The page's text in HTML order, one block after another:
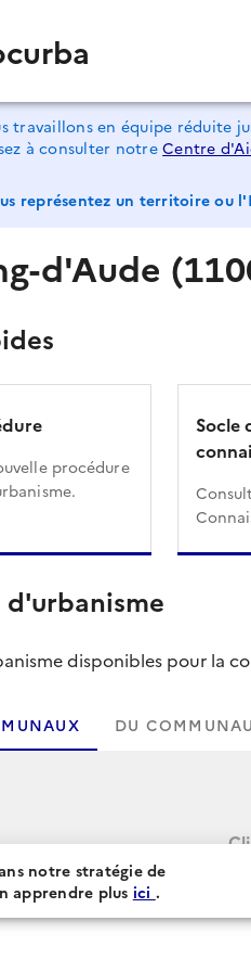
travaillons en équipe réduite
à consulter notreCentre
représentez un territoire ou
d'Aude
procédure
Socle
d'urbanisme
disponibles pour la
DU
notre stratégie de
apprendre plus ici .